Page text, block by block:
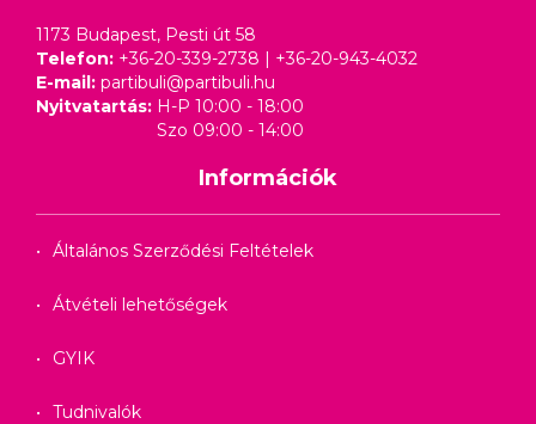
1173 Budapest, Pesti út 58
Telefon: +36-20-339-2738 | +36-20-943-4032
E-mail: partibuli@partibuli.hu
Nyitvatartás: H-P 10:00 - 18:00
Szo 09:00 - 14:00
Információk
Általános Szerződési Feltételek
Átvételi lehetőségek
GYIK
Tudnivalók